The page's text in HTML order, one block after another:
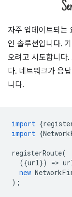
자주 업데이트되는
인 솔루션입니다.
오려고 시도합니다
다. 네트워크가 응
니다.
import {
import {
registerRoute(
({url}) =>
new
);